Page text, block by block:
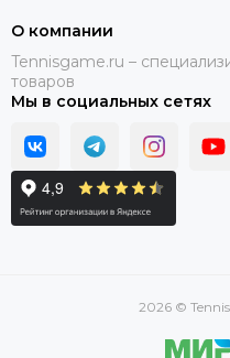
О компании
Tennisgame.ru –
товаров
Мы в социальных сетях
2026 ©